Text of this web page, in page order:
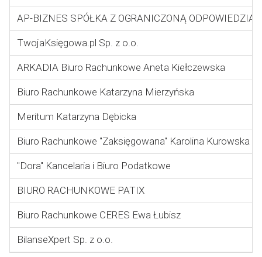
AP-BIZNES SPÓŁKA Z OGRANICZONĄ
TwojaKsięgowa.pl Sp. z o.o.
ARKADIA Biuro Rachunkowe Aneta Kiełczewska
Biuro Rachunkowe Katarzyna Mierzyńska
Meritum Katarzyna Dębicka
Biuro Rachunkowe "Zaksięgowana" Karolina Kurowska
"Dora" Kancelaria i Biuro Podatkowe
BIURO RACHUNKOWE PATIX
Biuro Rachunkowe CERES Ewa Łubisz
BilanseXpert Sp. z o.o.